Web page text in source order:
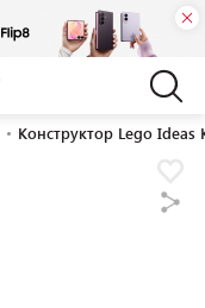
Конструктор Lego Ideas